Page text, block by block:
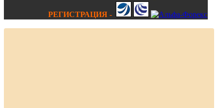
РЕГИСТРАЦИЯ -